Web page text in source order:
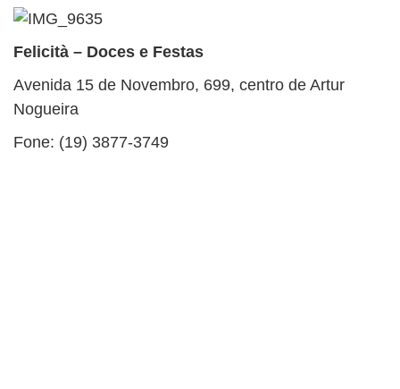
Felicità – Doces e Festas
Avenida 15 de Novembro, 699, centro de Artur
Nogueira
Fone: (19) 3877-3749